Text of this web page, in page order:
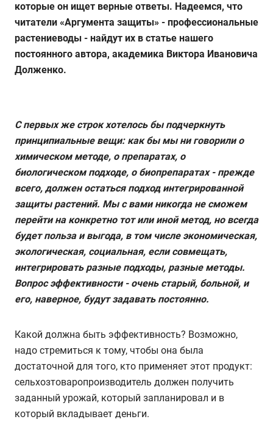
которые он ищет верные ответы. Надеемся, что
читатели «Аргумента защиты» - профессиональные
растениеводы - найдут их в статье нашего
постоянного автора, академика Виктора Ивановича
Долженко.
С первых же строк хотелось бы подчеркнуть
принципиальные вещи: как бы мы ни говорили о
химическом методе, о препаратах, о
биологическом подходе, о биопрепаратах - прежде
всего, должен остаться подход интегрированной
защиты растений. Мы с вами никогда не сможем
перейти на конкретно тот или иной метод, но всегда
будет польза и выгода, в том числе экономическая,
экологическая, социальная, если совмещать,
интегрировать разные подходы, разные методы.
Вопрос эффективности - очень старый, больной, и
его, наверное, будут задавать постоянно.
Какой должна быть эффективность? Возможно,
надо стремиться к тому, чтобы она была
достаточной для того, кто применяет этот продукт:
сельхозтоваропроизводитель должен получить
заданный урожай, который запланировал и в
который вкладывает деньги.